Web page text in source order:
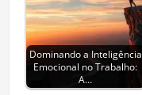
Dominando a Inteligência
Emocional no Trabalho:
A…